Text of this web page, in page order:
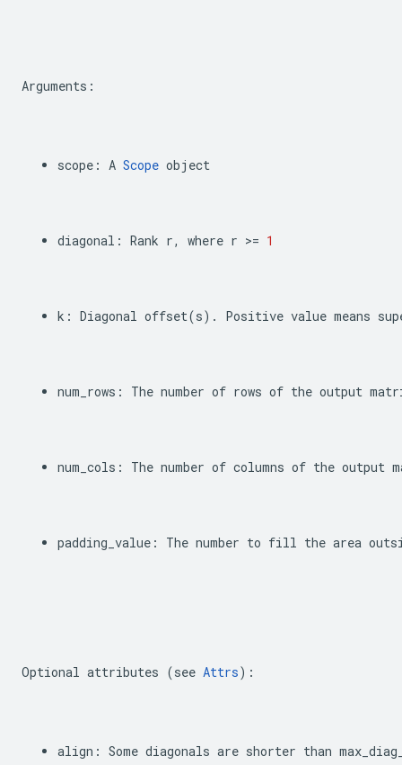
Arguments :
scope : A Scope object
diagonal : Rank r, where r >= 1
k : Diagonal offset(s) . Positive value means
num_rows : The number of rows of the output
num_cols : The number of columns of the output
padding_value : The number to fill the area
Optional attributes (see Attrs):
align : Some diagonals are shorter than